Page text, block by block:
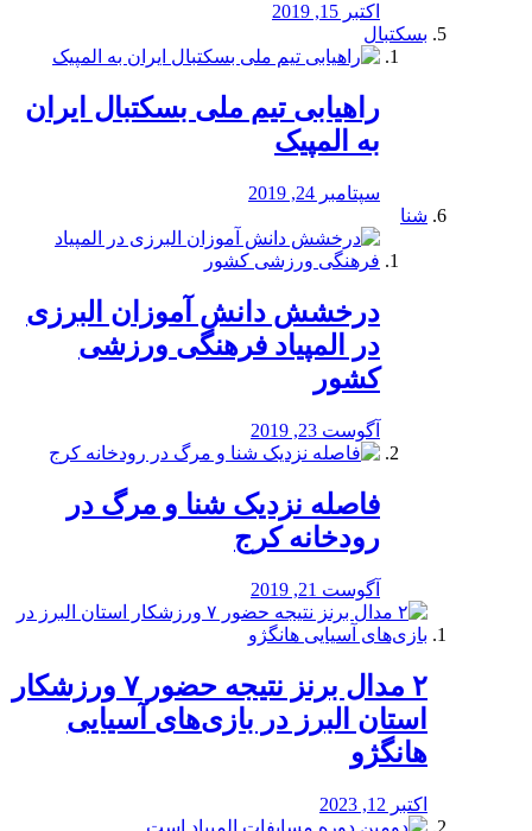
اکتبر 15, 2019
بسکتبال
راهیابی تیم ملی بسکتبال ایران
به المپیک
سپتامبر 24, 2019
شنا
درخشش دانش آموزان البرزی
در المپیاد فرهنگی ورزشی
کشور
آگوست 23, 2019
️فاصله نزدیک شنا و مرگ در
رودخانه کرج
آگوست 21, 2019
۲ مدال برنز نتیجه حضور ۷ ورزشکار
استان البرز در بازی‌های آسیایی
هانگژو
اکتبر 12, 2023